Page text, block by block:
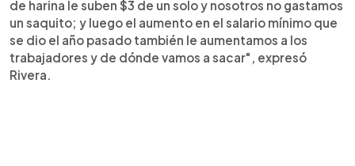
de harina le suben $3 de un solo y nosotros no gastamos
un saquito; y luego el aumento en el salario mínimo que
se dio el año pasado también le aumentamos a los
trabajadores y de dónde vamos a sacar", expresó
Rivera.